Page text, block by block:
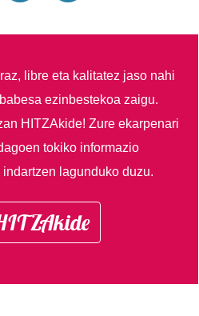
libre eta kalitatez jaso nahi
ezinbestekoa zaigu.
HITZAkide!Zure ekarpenari
tokiko informazio
lagunduko duzu.